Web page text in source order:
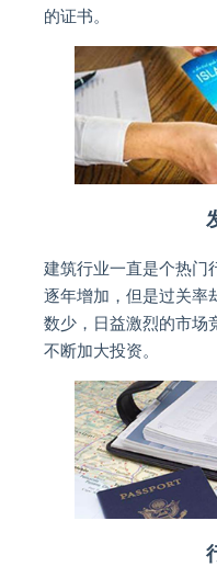
的证书。
建筑行业一直是个热门
逐年增加，但是过关率
数少，日益激烈的市场
不断加大投资。